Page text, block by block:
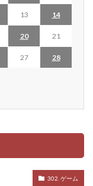
13 14
20 21
27 28
302. ゲーム